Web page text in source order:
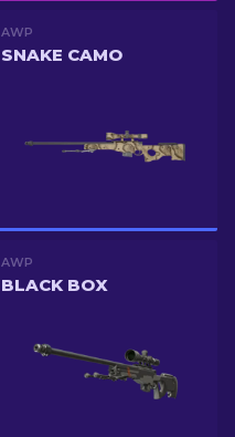
AWP
SNAKE CAMO
AWP
BLACK BOX